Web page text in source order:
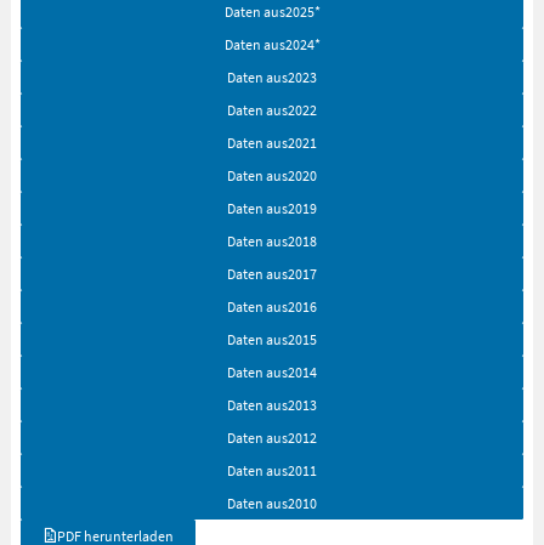
Daten aus2025*
Daten aus2024*
Daten aus2023
Daten aus2022
Daten aus2021
Daten aus2020
Daten aus2019
Daten aus2018
Daten aus2017
Daten aus2016
Daten aus2015
Daten aus2014
Daten aus2013
Daten aus2012
Daten aus2011
Daten aus2010
PDF herunterladen